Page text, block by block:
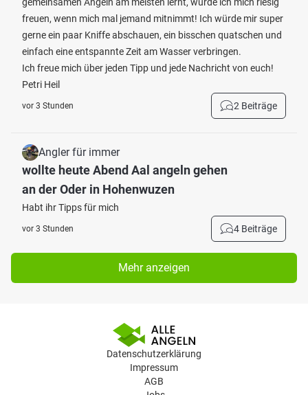
freuen, wenn mich mal jemand mitnimmt! Ich würde mir super
gerne ein paar Kniffe abschauen, ein bisschen quatschen und
einfach eine entspannte Zeit am Wasser verbringen.
Ich freue mich über jeden Tipp und jede Nachricht von euch!
Petri Heil
vor 3 Stunden 2 Beiträge
Angler für immer
wollte heute Abend Aal angeln gehen
an der Oder in Hohenwuzen
Habt ihr Tipps für mich
vor 3 Stunden 4 Beiträge
Mehr anzeigen
Datenschutzerklärung
Impressum
AGB